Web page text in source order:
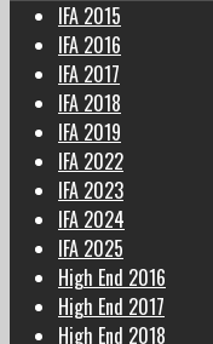
IFA 2015
IFA 2016
IFA 2017
IFA 2018
IFA 2019
IFA 2022
IFA 2023
IFA 2024
IFA 2025
High End 2016
High End 2017
High End 2018